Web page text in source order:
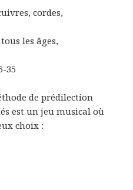
cordes,
les âges,
35
de prédilection
est un jeu musical où
choix :